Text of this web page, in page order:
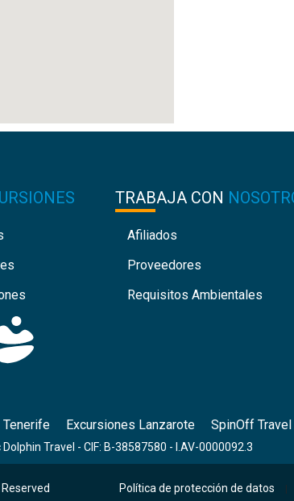
TRABAJA CON
Afiliados
Proveedores
Requisitos Ambientales
Tenerife Excursiones Lanzarote SpinOff Travel
Travel - CIF: B-38587580 - I.AV-0000092.3
Política de protección de datos